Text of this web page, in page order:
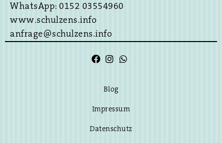
WhatsApp: 0152 03554960
www.schulzens.info
anfrage@schulzens.info
Blog
Impressum
Datenschutz